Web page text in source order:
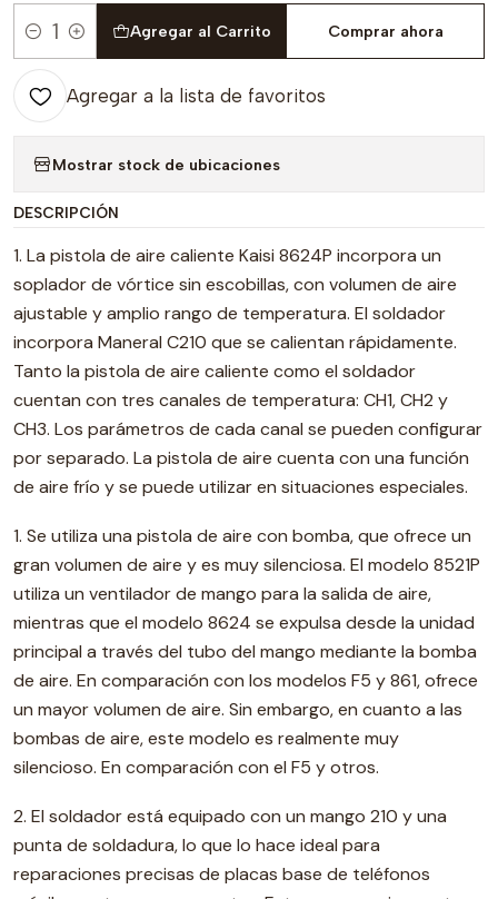
Cantidad
Agregar al Carrito Comprar ahora
Agregar a la lista de favoritos
Mostrar stock de ubicaciones
DESCRIPCIÓN
1. La pistola de aire caliente Kaisi 8624P incorpora un
soplador de vórtice sin escobillas, con volumen de aire
ajustable y amplio rango de temperatura. El soldador
incorpora Maneral C210 que se calientan rápidamente.
Tanto la pistola de aire caliente como el soldador
cuentan con tres canales de temperatura: CH1, CH2 y
CH3. Los parámetros de cada canal se pueden configurar
por separado. La pistola de aire cuenta con una función
de aire frío y se puede utilizar en situaciones especiales.
1. Se utiliza una pistola de aire con bomba, que ofrece un
gran volumen de aire y es muy silenciosa. El modelo 8521P
utiliza un ventilador de mango para la salida de aire,
mientras que el modelo 8624 se expulsa desde la unidad
principal a través del tubo del mango mediante la bomba
de aire. En comparación con los modelos F5 y 861, ofrece
un mayor volumen de aire. Sin embargo, en cuanto a las
bombas de aire, este modelo es realmente muy
silencioso. En comparación con el F5 y otros.
2. El soldador está equipado con un mango 210 y una
punta de soldadura, lo que lo hace ideal para
reparaciones precisas de placas base de teléfonos